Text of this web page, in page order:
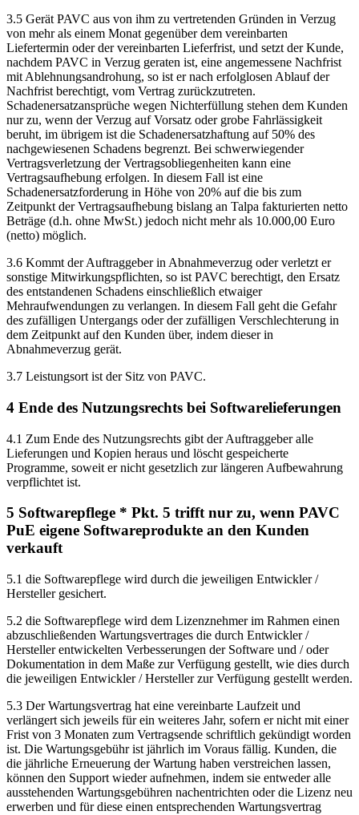
3.5 Gerät PAVC aus von ihm zu vertretenden Gründen in Verzug
von mehr als einem Monat gegenüber dem vereinbarten
Liefertermin oder der vereinbarten Lieferfrist, und setzt der Kunde,
nachdem PAVC in Verzug geraten ist, eine angemessene Nachfrist
mit Ablehnungsandrohung, so ist er nach erfolglosen Ablauf der
Nachfrist berechtigt, vom Vertrag zurückzutreten.
Schadenersatzansprüche wegen Nichterfüllung stehen dem Kunden
nur zu, wenn der Verzug auf Vorsatz oder grobe Fahrlässigkeit
beruht, im übrigem ist die Schadenersatzhaftung auf 50% des
nachgewiesenen Schadens begrenzt. Bei schwerwiegender
Vertragsverletzung der Vertragsobliegenheiten kann eine
Vertragsaufhebung erfolgen. In diesem Fall ist eine
Schadenersatzforderung in Höhe von 20% auf die bis zum
Zeitpunkt der Vertragsaufhebung bislang an Talpa fakturierten netto
Beträge (d.h. ohne MwSt.) jedoch nicht mehr als 10.000,00 Euro
(netto) möglich.
3.6 Kommt der Auftraggeber in Abnahmeverzug oder verletzt er
sonstige Mitwirkungspflichten, so ist PAVC berechtigt, den Ersatz
des entstandenen Schadens einschließlich etwaiger
Mehraufwendungen zu verlangen. In diesem Fall geht die Gefahr
des zufälligen Untergangs oder der zufälligen Verschlechterung in
dem Zeitpunkt auf den Kunden über, indem dieser in
Abnahmeverzug gerät.
3.7 Leistungsort ist der Sitz von PAVC.
4 Ende des Nutzungsrechts bei Softwarelieferungen
4.1 Zum Ende des Nutzungsrechts gibt der Auftraggeber alle
Lieferungen und Kopien heraus und löscht gespeicherte
Programme, soweit er nicht gesetzlich zur längeren Aufbewahrung
verpflichtet ist.
5 Softwarepflege * Pkt. 5 trifft nur zu, wenn PAVC
PuE eigene Softwareprodukte an den Kunden
verkauft
5.1 die Softwarepflege wird durch die jeweiligen Entwickler /
Hersteller gesichert.
5.2 die Softwarepflege wird dem Lizenznehmer im Rahmen einen
abzuschließenden Wartungsvertrages die durch Entwickler /
Hersteller entwickelten Verbesserungen der Software und / oder
Dokumentation in dem Maße zur Verfügung gestellt, wie dies durch
die jeweiligen Entwickler / Hersteller zur Verfügung gestellt werden.
5.3 Der Wartungsvertrag hat eine vereinbarte Laufzeit und
verlängert sich jeweils für ein weiteres Jahr, sofern er nicht mit einer
Frist von 3 Monaten zum Vertragsende schriftlich gekündigt worden
ist. Die Wartungsgebühr ist jährlich im Voraus fällig. Kunden, die
die jährliche Erneuerung der Wartung haben verstreichen lassen,
können den Support wieder aufnehmen, indem sie entweder alle
ausstehenden Wartungsgebühren nachentrichten oder die Lizenz neu
erwerben und für diese einen entsprechenden Wartungsvertrag